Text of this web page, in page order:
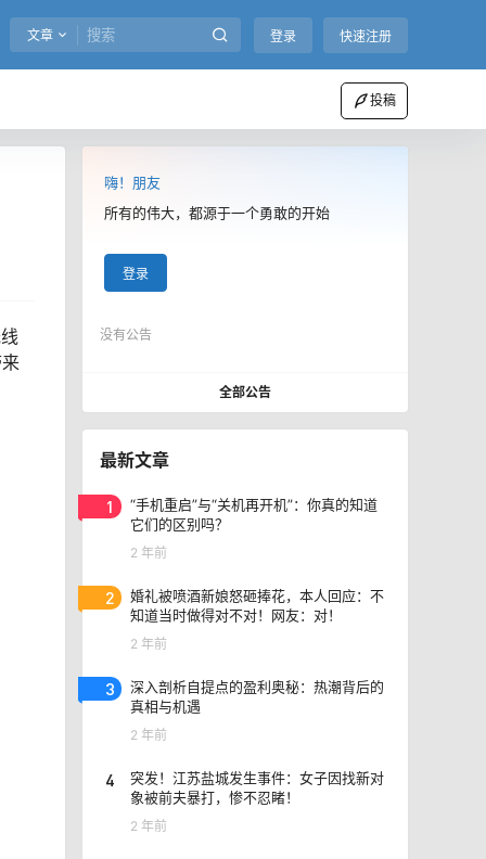
文章 登录 快速注册
投稿
嗨！朋友
所有的伟大，都源于一个勇敢的开始
登录
没有公告
全部公告
最新文章
1
“手机重启”与“关机再开机”：你真的知道
它们的区别吗？
2 年前
2
婚礼被喷酒新娘怒砸捧花，本人回应：不
知道当时做得对不对！网友：对！
2 年前
3
深入剖析自提点的盈利奥秘：热潮背后的
真相与机遇
2 年前
4
突发！江苏盐城发生事件：女子因找新对
象被前夫暴打，惨不忍睹！
2 年前